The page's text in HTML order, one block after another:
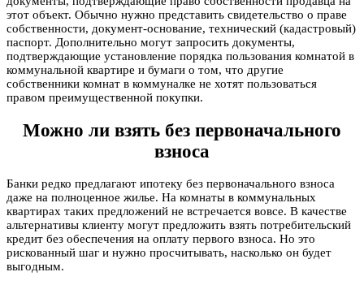
этот объект. Обычно нужно представить свидетельство о праве
собственности, документ-основание, технический (кадастровый)
паспорт. Дополнительно могут запросить документы,
подтверждающие установление порядка пользования комнатой в
коммунальной квартире и бумаги о том, что другие
собственники комнат в коммуналке не хотят пользоваться
правом преимущественной покупки.
Можно ли взять без первоначального
взноса
Банки редко предлагают ипотеку без первоначального взноса
даже на полноценное жилье. На комнаты в коммунальных
квартирах таких предложений не встречается вовсе. В качестве
альтернативы клиенту могут предложить взять потребительский
кредит без обеспечения на оплату первого взноса. Но это
рискованный шаг и нужно просчитывать, насколько он будет
выгодным.